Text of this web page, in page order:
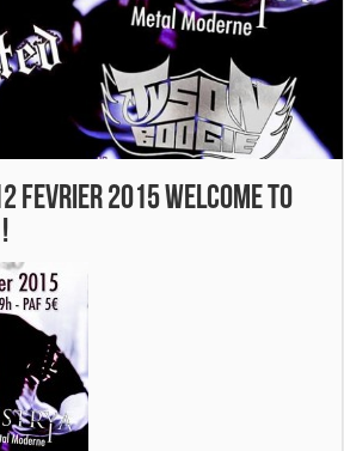
Fevrier 2015 WELCOME TO